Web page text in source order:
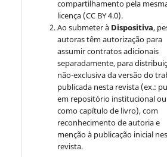
compartilhamento pela
licença (CC BY 4.0).
Ao submeter à Dispositiva,
autoras têm autorização para
assumir contratos adicionais
separadamente, para
não-exclusiva da versão do
publicada nesta revista (ex.:
em repositório institucional ou
como capítulo de livro), com
reconhecimento de autoria e
menção à publicação inicial
revista.